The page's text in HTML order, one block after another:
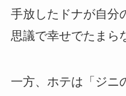
手放したドナが自分
思議で幸せでたまら
一方、ホテは「ジニ